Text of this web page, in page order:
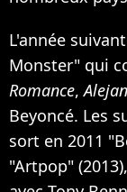
L'année
Monster" qui
Romance,
Beyoncé. Les
sort en 2011
"Artpop"